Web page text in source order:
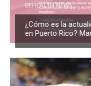
BEHEALTH NEWS
¿Cómo es la
en Puerto Rico?